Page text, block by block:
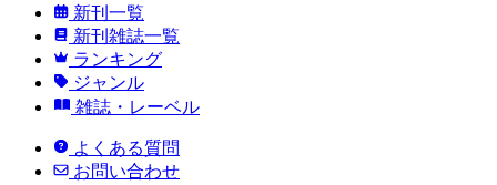
新刊一覧
新刊雑誌一覧
ランキング
ジャンル
雑誌・レーベル
よくある質問
お問い合わせ